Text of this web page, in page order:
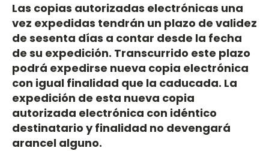
Las copias autorizadas electrónicas una
vez expedidas tendrán un plazo de validez
de sesenta días a contar desde la fecha
de su expedición. Transcurrido este plazo
podrá expedirse nueva copia electrónica
con igual finalidad que la caducada. La
expedición de esta nueva copia
autorizada electrónica con idéntico
destinatario y finalidad no devengará
arancel alguno.